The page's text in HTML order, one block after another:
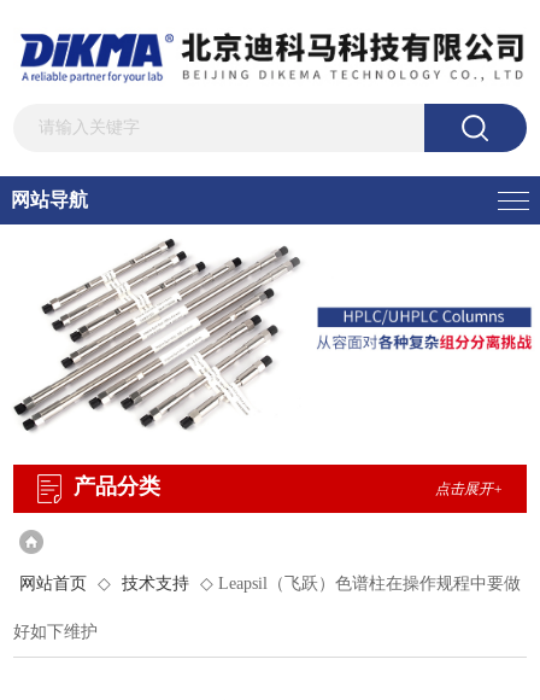
网站导航
产品分类 点击展开+
网站首页 ◇ 技术支持 ◇ Leapsil（飞跃）色谱柱在操作规程中要做
好如下维护